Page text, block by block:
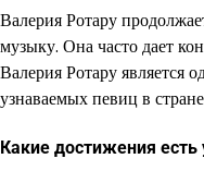
Валерия Ротару
музыку. Она часто дает
Валерия Ротару является
узнаваемых певиц в
Какие достижения есть